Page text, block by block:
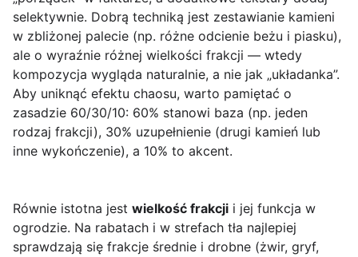
selektywnie. Dobrą techniką jest zestawianie kamieni
w zbliżonej palecie (np. różne odcienie beżu i piasku),
ale o wyraźnie różnej wielkości frakcji — wtedy
kompozycja wygląda naturalnie, a nie jak „układanka”.
Aby uniknąć efektu chaosu, warto pamiętać o
zasadzie 60/30/10: 60% stanowi baza (np. jeden
rodzaj frakcji), 30% uzupełnienie (drugi kamień lub
inne wykończenie), a 10% to akcent.
Równie istotna jest wielkość frakcji i jej funkcja w
ogrodzie. Na rabatach i w strefach tła najlepiej
sprawdzają się frakcje średnie i drobne (żwir, gryf,